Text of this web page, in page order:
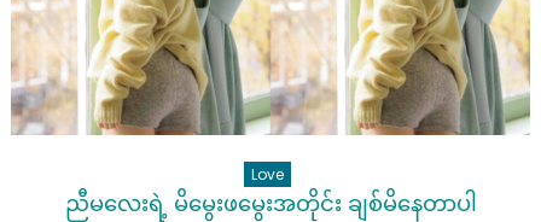
တွေ့
သွား
ရ
တဲ့
ချွေးမ
ချက်”
Love
ညီမလေးရဲ့ မိမွေးဖမွေးအတိုင်း ချစ်မိနေတာပါ